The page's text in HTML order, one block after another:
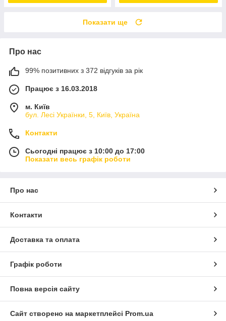
Показати ще
Про нас
99% позитивних з 372 відгуків за рік
Працює з 16.03.2018
м. Київ
бул. Лесі Українки, 5, Київ, Україна
Контакти
Сьогодні працює з 10:00 до 17:00
Показати весь графік роботи
Про нас
Контакти
Доставка та оплата
Графік роботи
Повна версія сайту
Сайт створено на маркетплейсі Prom.ua